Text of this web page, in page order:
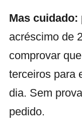
Mas cuidado:
acréscimo de
comprovar
terceiros para
dia. Sem
pedido.